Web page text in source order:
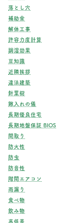
落とし穴
補助金
解体工事
許容力度計算
調湿効果
豆知識
近隣挨拶
違法建築
針葉樹
鍬入れの儀
長期優良住宅
長期地盤保証 BIOS
間取り
防火性
防虫
防音性
階間エアコン
雨漏り
食べ物
飲み物
高低差